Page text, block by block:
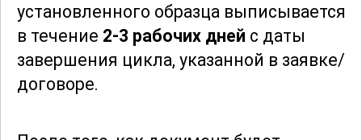
новейшими разработками и
исследованиями, получат
представление о будущем развитии
технологий. Это позволяет оставаться в
установленного образца выписывается
в течение 2-3 рабочих дней с даты
завершения цикла, указанной в заявке/
договоре.